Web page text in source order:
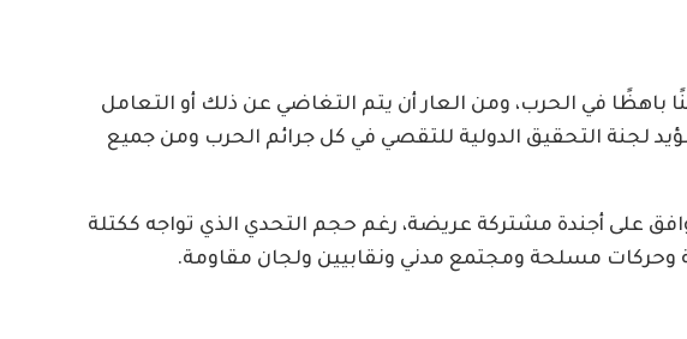
باهظًا في الحرب، ومن العار أن يتم التغاضي عن ذلك أو التعامل
لجنة التحقيق الدولية للتقصي في كل جرائم الحرب ومن جميع
على أجندة مشتركة عريضة، رغم حجم التحدي الذي تواجه ككتلة
مسلحة ومجتمع مدني ونقابيين ولجان مقاومة.